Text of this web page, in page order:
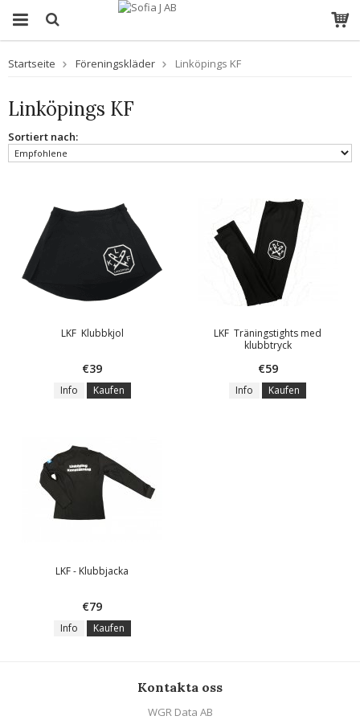
Startseite Föreningskläder Linköpings KF
Linköpings KF
Sortiert nach:
LKF  Klubbkjol
€39
Info Kaufen
LKF  Träningstights med
klubbtryck
€59
Info Kaufen
LKF - Klubbjacka
€79
Info Kaufen
Kontakta oss
WGR Data AB